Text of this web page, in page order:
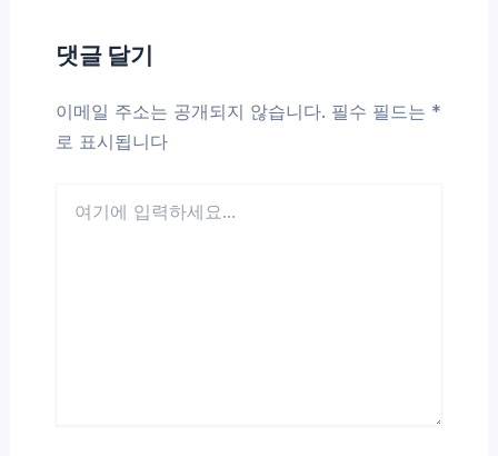
댓글 달기
이메일 주소는 공개되지 않습니다. 필수 필드는 *
로 표시됩니다